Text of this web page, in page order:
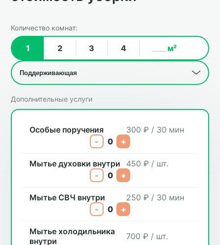
Количество комнат:
1 2 3 4 м²
Дополнительные услуги
Особые поручения
300 ₽ / 30 мин
-
0 +
Мытье духовки внутри
450 ₽ / шт.
-
0 +
Мытье СВЧ внутри
250 ₽ / 30 мин
-
0 +
Мытье холодильника
внутри
700 ₽ / шт.